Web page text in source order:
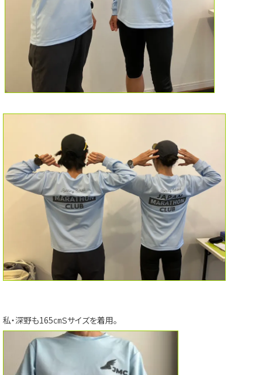
私・深野も165㎝Ｓサイズを着用。